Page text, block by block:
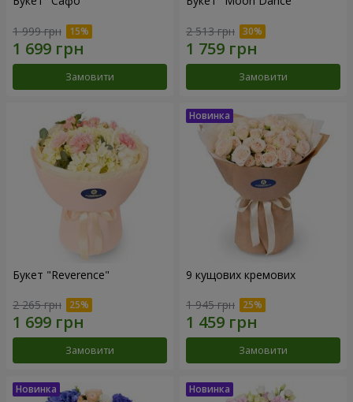
1 999 грн
Замовити
2 513 грн
Замовити
Букет "Reverence"
2 265 грн
Замовити
9 кущових кремових
1 945 грн
Замовити